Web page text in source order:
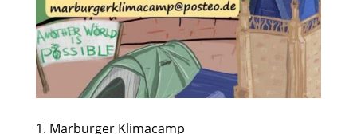
1. Marburger Klimacamp